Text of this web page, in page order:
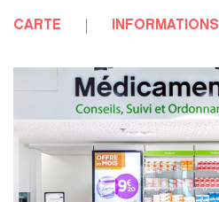
CARTE INFORMATIONS